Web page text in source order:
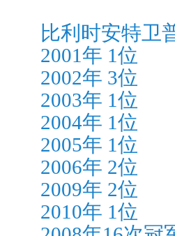
比利时安特卫
2001年 1位
2002年 3位
2003年 1位
2004年 1位
2005年 1位
2006年 2位
2009年 2位
2010年 1位